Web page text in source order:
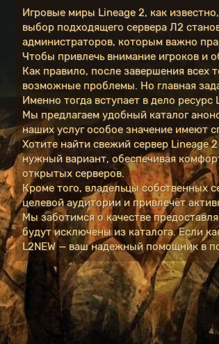
Игровые миры Lineage 2, как
выбор подходящего сервера Л2
администраторов, которым важно
Чтобы привлечь внимание игроков и
Как правило, после завершения всех
возможные проблемы. Но главная
Именно тогда вступает в дело
Мы предлагаем удобный каталог
наших услуг особое значение имеют
Хотите найти свежий сервер Lineage
нужный вариант, обеспечивая
открытых серверов.
Кроме того, владельцы собственных
целевой аудитории и привлечёт
Мы заботимся о качестве
будут исключены из каталога. Если
L2NEW — ваш надежный помощник в